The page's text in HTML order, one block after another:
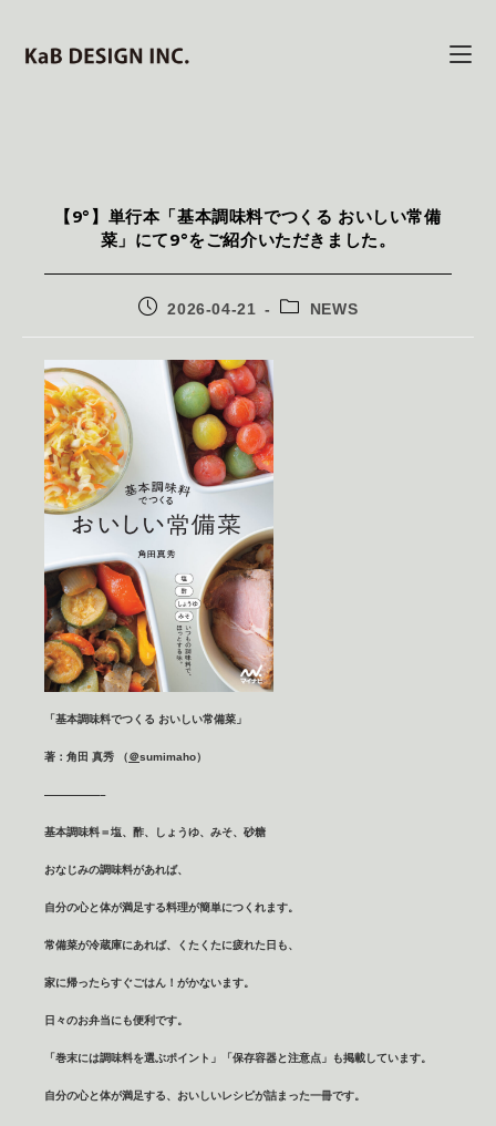
【9°】単行本「基本調味料でつくる おいしい常備
菜」にて9°をご紹介いただきました。
2026-04-21 NEWS
「基本調味料でつくる おいしい常備菜」
著：角田 真秀 （＠sumimaho）
—————–
基本調味料＝塩、酢、しょうゆ、みそ、砂糖
おなじみの調味料があれば、
自分の心と体が満足する料理が簡単につくれます。
常備菜が冷蔵庫にあれば、くたくたに疲れた日も、
家に帰ったらすぐごはん！がかないます。
日々のお弁当にも便利です。
「巻末には調味料を選ぶポイント」「保存容器と注意点」も掲載しています。
自分の心と体が満足する、おいしいレシピが詰まった一冊です。